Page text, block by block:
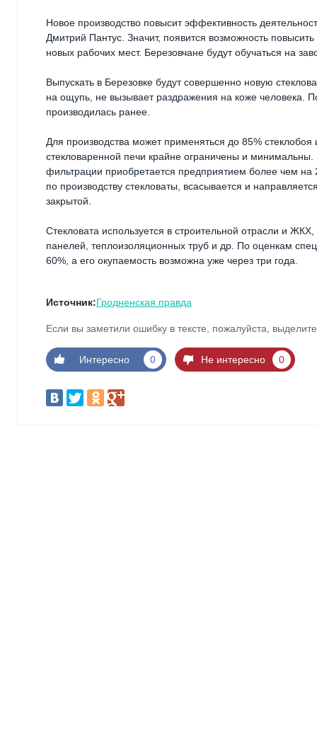
Новое производство повысит эффективность
Дмитрий Пантус. Значит, появится возможность
новых рабочих мест. Березовчане будут обучаться на
Выпускать в Березовке будут совершенно новую
на ощупь, не вызывает раздражения на коже человека.
производилась ранее.
Для производства может применяться до 85%
стекловаренной печи крайне ограничены и
фильтрации приобретается предприятием более чем
по производству стекловаты, всасывается и
закрытой.
Стекловата используется в строительной отрасли и
панелей, теплоизоляционных труб и др. По оценкам
60%, а его окупаемость возможна уже через три года.
Источник:Гродненская правда
Если вы заметили ошибку в тексте, пожалуйста,
Интересно 0 Не интересно 0